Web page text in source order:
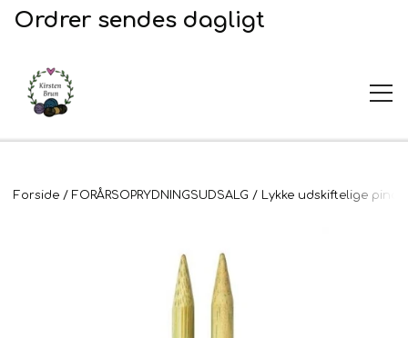
Ordrer sendes dagligt
UDSALG
Garn og opskrifter
Garn
Broderi
Forside FORÅRSOPRYDNINGSUDSALG Lykke udskiftelige